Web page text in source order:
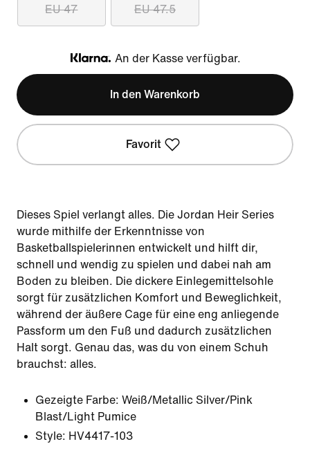
EU 47 EU 47.5
Klarna
An der Kasse verfügbar.
In den Warenkorb
Favorit
Dieses Spiel verlangt alles. Die Jordan Heir Series
wurde mithilfe der Erkenntnisse von
Basketballspielerinnen entwickelt und hilft dir,
schnell und wendig zu spielen und dabei nah am
Boden zu bleiben. Die dickere Einlegemittelsohle
sorgt für zusätzlichen Komfort und Beweglichkeit,
während der äußere Cage für eine eng anliegende
Passform um den Fuß und dadurch zusätzlichen
Halt sorgt. Genau das, was du von einem Schuh
brauchst: alles.
Gezeigte Farbe: Weiß/Metallic Silver/Pink
Blast/Light Pumice
Style: HV4417-103